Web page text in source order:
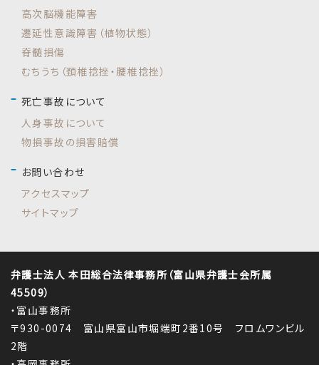
高次脳機能障害
遷延性意識障害（植物状態）
脊髄損傷
むちうち（頚椎捻挫・腰椎捻挫）
死亡事故について
人身事故について
物損事故の損害賠償
お問い合わせ
アクセスマップ
サイトマップ
弁護士法人 本田総合法律事務所（富山県弁護士会所属
45509）
・富山事務所
〒930-0074 富山県富山市堀端町2番10号 フロムワンビル
2階